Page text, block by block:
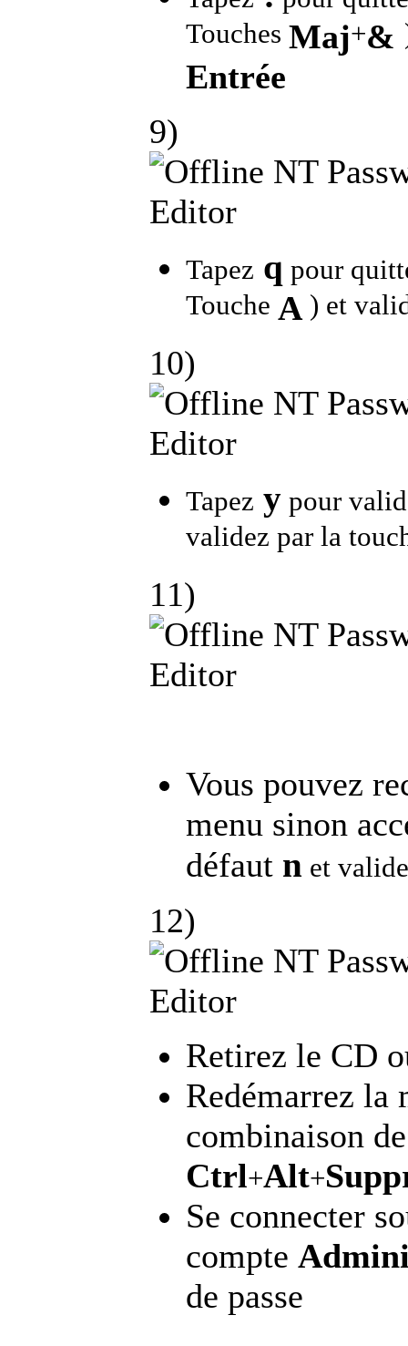
Touches Maj+&
Entrée
9)
Tapez q pour
Touche A ) et
10)
Tapez y pour
validez par la
11)
Vous pouvez
menu sinon
défaut n et
12)
Retirez le CD
Redémarrez la
combinaison
Ctrl+Alt+
Se connecter
compte
de passe